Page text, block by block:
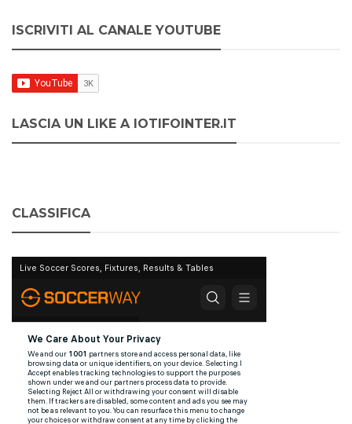
ISCRIVITI AL CANALE YOUTUBE
LASCIA UN LIKE A IOTIFOINTER.IT
CLASSIFICA